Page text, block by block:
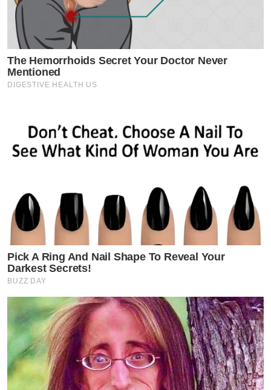
The Hemorrhoids Secret Your Doctor Never
Mentioned
DIGESTIVE HEALTH US
Pick A Ring And Nail Shape To Reveal Your
Darkest Secrets!
BUZZ DAY